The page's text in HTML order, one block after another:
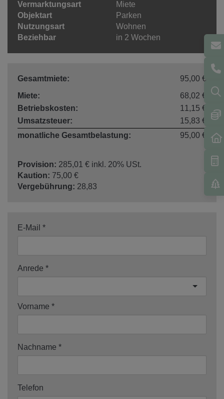
Vermarktungsart
Miete
Objektart
Parken
Nutzungsart
Wohnen
Beziehbar
in 2 Wochen
Gesamtmiete:
95,00 €
Miete:
68,02 €
Betriebskosten:
11,15 €
Umsatzsteuer:
15,83 €
monatliche Gesamtbelastung:
95,00 €
Provision: 285,01 € inkl. 20% USt.
Kaution: 75,00 €
Vergebührung: 28,83
E-Mail
Anrede
Vorname
Nachname
Telefon